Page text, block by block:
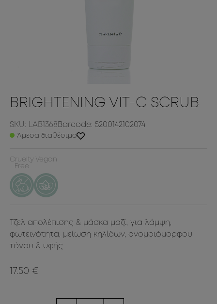
BRIGHTENING VIT-C SCRUB
SKU: LAB1368 Barcode: 5200142102074
Άμεσα διαθέσιμο
Cruelty
Free
Vegan
Τζελ απολέπισης & μάσκα μαζί, για λάμψη,
φωτεινότητα, μείωση κηλίδων, ανομοιόμορφου
τόνου & υφής
17.50 €